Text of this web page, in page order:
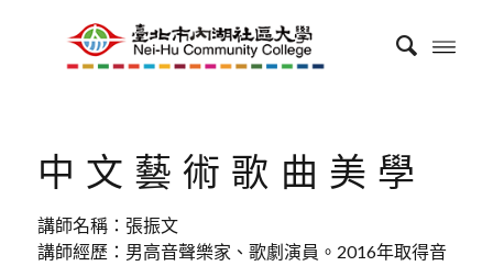
中文藝術歌曲美學
講師名稱：張振文
講師經歷：男高音聲樂家、歌劇演員。2016年取得音